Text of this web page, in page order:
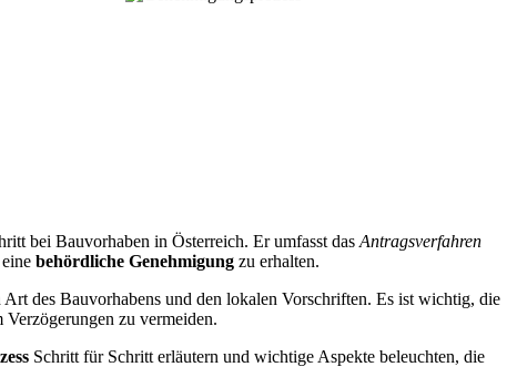
bei Bauvorhaben in Österreich. Er umfasst dasAntragsverfahren
behördliche Genehmigung zu erhalten.
des Bauvorhabens und den lokalen Vorschriften. Es ist wichtig, die
zu vermeiden.
Schritt für Schritt erläutern und wichtige Aspekte beleuchten, die